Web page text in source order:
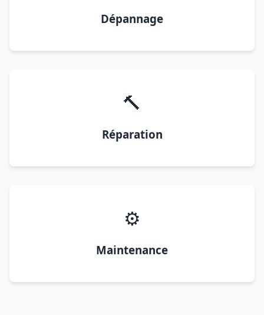
Dépannage
🔨
Réparation
⚙️
Maintenance